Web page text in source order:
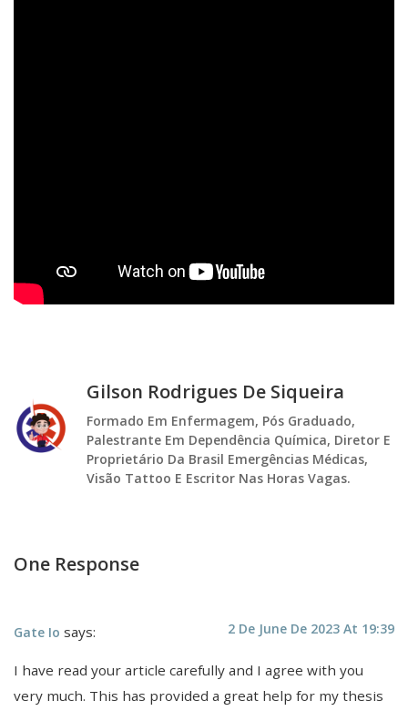
Gilson Rodrigues De Siqueira
Formado Em Enfermagem, Pós Graduado,
Palestrante Em Dependência Química, Diretor E
Proprietário Da Brasil Emergências Médicas,
Visão Tattoo E Escritor Nas Horas Vagas.
One Response
Gate Io says: 2 De June De 2023 At 19:39
I have read your article carefully and I agree with you
very much. This has provided a great help for my thesis